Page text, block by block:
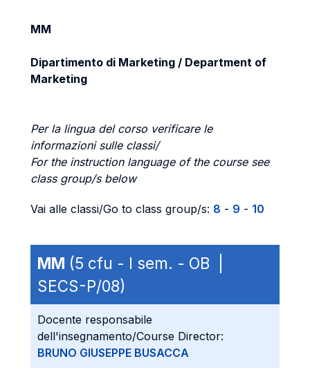
MM
Dipartimento di Marketing / Department of
Marketing
Per la lingua del corso verificare le
informazioni sulle classi/
For the instruction language of the course see
class group/s below
Vai alle classi/Go to class group/s: 8 - 9 - 10
MM (5 cfu - I sem. - OB |
SECS-P/08)
Docente responsabile
dell'insegnamento/Course Director:
BRUNO GIUSEPPE BUSACCA